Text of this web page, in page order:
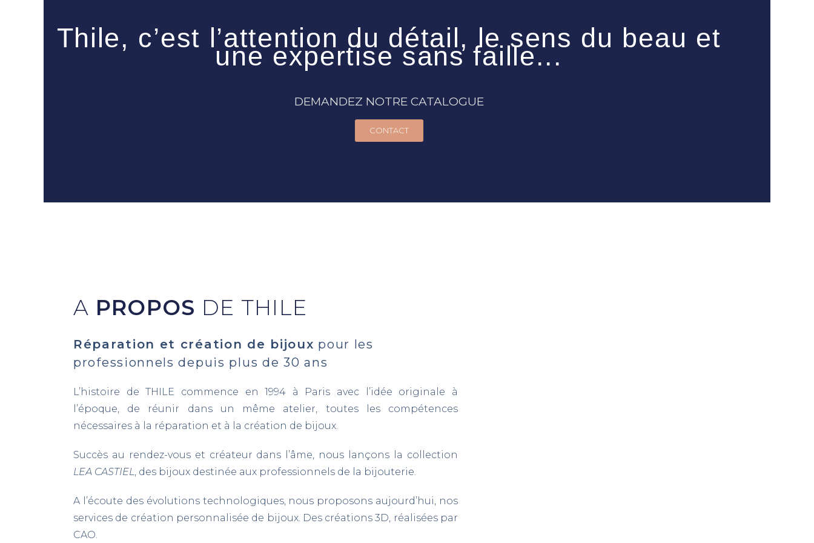
Thile, c’est l’attention du détail, le sens du beau et
une expertise sans faille...
DEMANDEZ NOTRE CATALOGUE
CONTACT
A PROPOS DE THILE
Réparation et création de bijoux pour les
professionnels depuis plus de 30 ans
L’histoire de THILE commence en 1994 à Paris avec l’idée originale à
l’époque, de réunir dans un même atelier, toutes les compétences
nécessaires à la réparation et à la création de bijoux.
Succès au rendez-vous et créateur dans l’âme, nous lançons la collection
LEA CASTIEL, des bijoux destinée aux professionnels de la bijouterie.
A l’écoute des évolutions technologiques, nous proposons aujourd’hui, nos
services de création personnalisée de bijoux. Des créations 3D, réalisées par
CAO.